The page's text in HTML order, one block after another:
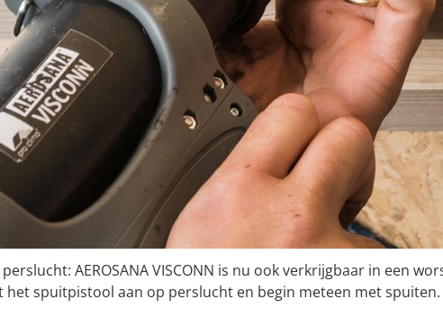
AEROSANA VISCONN is nu ook verkrijgbaar in een
het spuitpistool aan op perslucht en begin meteen met spuiten.